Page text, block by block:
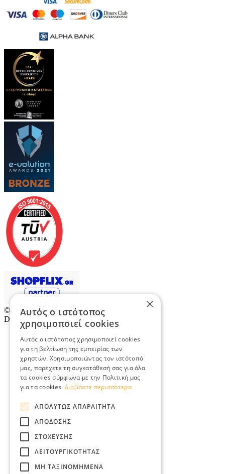
© 2026TradeRetail.gr- All rights reserved
Designed & developed by
NETMECHANICS
×
Αυτός ο ιστότοπος
χρησιμοποιεί cookies
Αυτός ο ιστότοπος χρησιμοποιεί cookies
για τη βελτίωση της εμπειρίας των
χρηστών. Χρησιμοποιώντας τον ιστότοπό
μας, παρέχετε τη συγκατάθεσή σας για όλα
τα cookies σύμφωνα με την Πολιτική μας
για τα cookies. Διαβάστε περισσότερα
ΑΠΟΛΎΤΩΣ ΑΠΑΡΑΊΤΗΤΑ
ΑΠΌΔΟΣΗΣ
ΣΤΌΧΕΥΣΗΣ
ΛΕΙΤΟΥΡΓΙΚΌΤΗΤΑΣ
ΜΗ ΤΑΞΙΝΟΜΗΜΈΝΑ